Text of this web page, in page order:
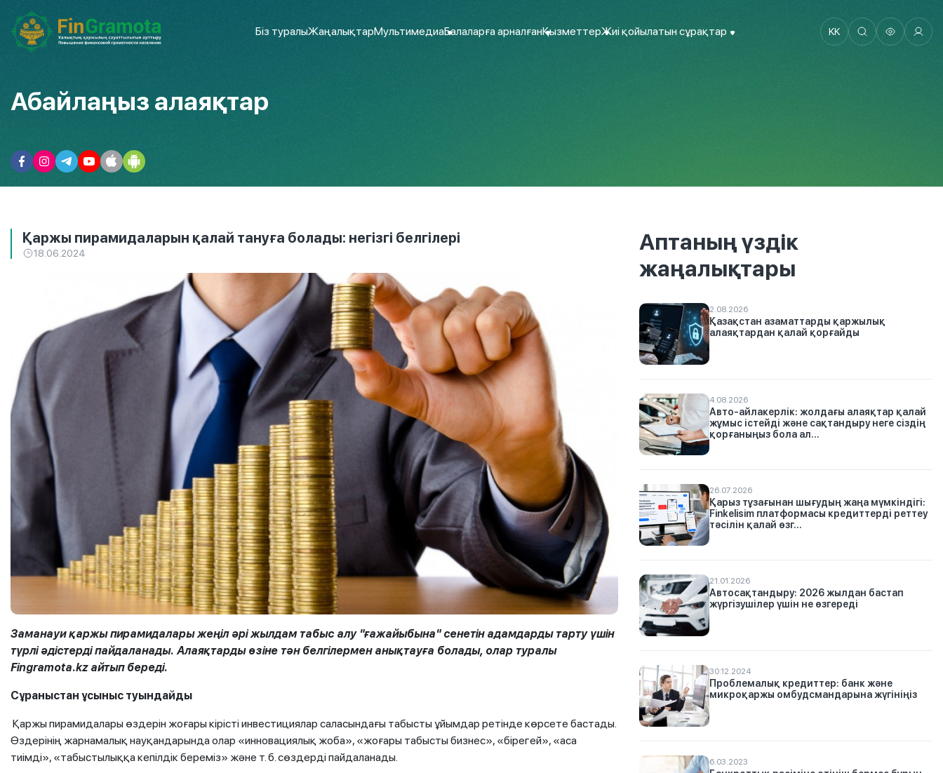
Біз туралыЖаңалықтарМультимедиаБалаларға арналғанҚызметтерЖиі қойылатын сұрақтар KK
Абайлаңыз алаяқтар
Қаржы пирамидаларын қалай тануға болады: негізгі белгілері
18.06.2024
Заманауи қаржы пирамидалары жеңіл әрі жылдам табыс алу "ғажайыбына" сенетін адамдарды тарту үшін
түрлі әдістерді пайдаланады. Алаяқтарды өзіне тән белгілермен анықтауға болады, олар туралы
Fingramota.kz айтып береді.
Сұраныстан ұсыныс туындайды
Қаржы пирамидалары өздерін жоғары кірісті инвестициялар саласындағы табысты ұйымдар ретінде көрсете бастады.
Өздерінің жарнамалық науқандарында олар «инновациялық жоба», «жоғары табысты бизнес», «бірегей», «аса
тиімді», «табыстылыққа кепілдік береміз» және т. б. сөздерді пайдаланады.
Аптаның үздік
жаңалықтары
2.08.2026
Қазақстан азаматтарды қаржылық
алаяқтардан қалай қорғайды
4.08.2026
Авто-айлакерлік: жолдағы алаяқтар қалай
жұмыс істейді және сақтандыру неге сіздің
қорғаныңыз бола ал...
26.07.2026
Қарыз тұзағынан шығудың жаңа мүмкіндігі:
Finkelisim платформасы кредиттерді реттеу
тәсілін қалай өзг...
21.01.2026
Автосақтандыру: 2026 жылдан бастап
жүргізушілер үшін не өзгереді
30.12.2024
Проблемалық кредиттер: банк және
микроқаржы омбудсмандарына жүгініңіз
6.03.2023